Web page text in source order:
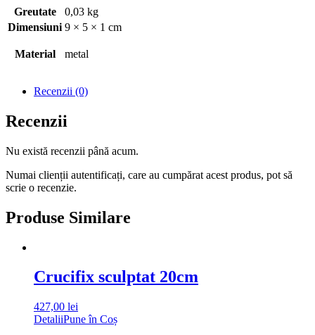
Greutate
0,03 kg
Dimensiuni 9 × 5 × 1 cm
Material metal
Recenzii (0)
Recenzii
Nu există recenzii până acum.
Numai clienții autentificați, care au cumpărat acest produs, pot să
scrie o recenzie.
Produse Similare
Crucifix sculptat 20cm
427,00 lei
DetaliiPune în Coș